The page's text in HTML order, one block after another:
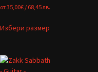
от35,00€ / 68,45 лв.
Избери размер